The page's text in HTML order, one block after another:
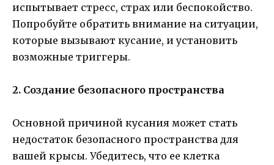
испытывает стресс, страх или беспокойство.
Попробуйте обратить внимание на ситуации,
которые вызывают кусание, и установить
возможные триггеры.
2. Создание безопасного пространства
Основной причиной кусания может стать
недостаток безопасного пространства для
вашей крысы. Убедитесь, что ее клетка